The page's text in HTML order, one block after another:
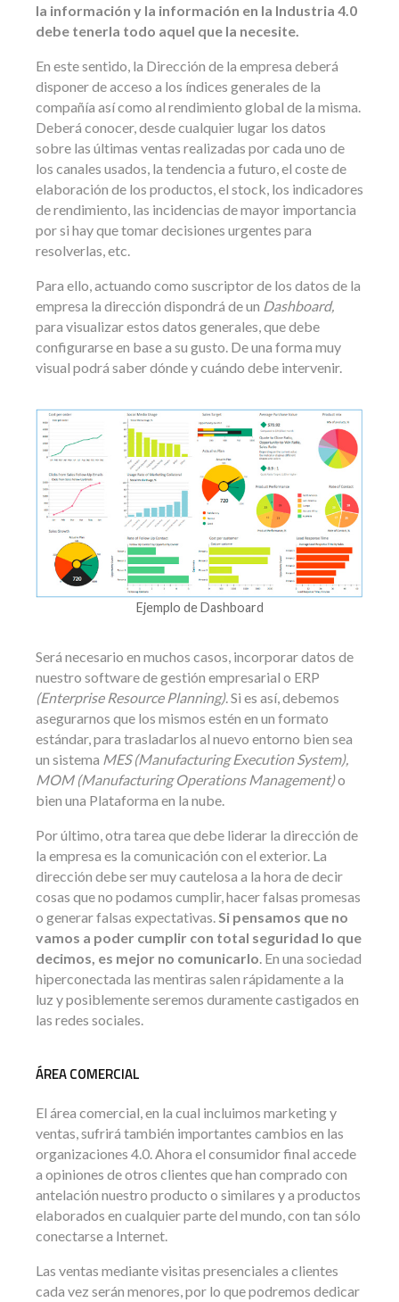
la información y la información en la Industria 4.0
debe tenerla todo aquel que la necesite.
En este sentido, la Dirección de la empresa deberá
disponer de acceso a los índices generales de la
compañía así como al rendimiento global de la misma.
Deberá conocer, desde cualquier lugar los datos
sobre las últimas ventas realizadas por cada uno de
los canales usados, la tendencia a futuro, el coste de
elaboración de los productos, el stock, los indicadores
de rendimiento, las incidencias de mayor importancia
por si hay que tomar decisiones urgentes para
resolverlas, etc.
Para ello, actuando como suscriptor de los datos de la
empresa la dirección dispondrá de un Dashboard,
para visualizar estos datos generales, que debe
configurarse en base a su gusto. De una forma muy
visual podrá saber dónde y cuándo debe intervenir.
Ejemplo de Dashboard
Será necesario en muchos casos, incorporar datos de
nuestro software de gestión empresarial o ERP
(Enterprise Resource Planning). Si es así, debemos
asegurarnos que los mismos estén en un formato
estándar, para trasladarlos al nuevo entorno bien sea
un sistema MES (Manufacturing Execution System),
MOM (Manufacturing Operations Management)o
bien una Plataforma en la nube.
Por último, otra tarea que debe liderar la dirección de
la empresa es la comunicación con el exterior. La
dirección debe ser muy cautelosa a la hora de decir
cosas que no podamos cumplir, hacer falsas promesas
o generar falsas expectativas.Si pensamos que no
vamos a poder cumplir con total seguridad lo que
decimos, es mejor no comunicarlo. En una sociedad
hiperconectada las mentiras salen rápidamente a la
luz y posiblemente seremos duramente castigados en
las redes sociales.
ÁREA COMERCIAL
El área comercial, en la cual incluimos marketing y
ventas, sufrirá también importantes cambios en las
organizaciones 4.0. Ahora el consumidor final accede
a opiniones de otros clientes que han comprado con
antelación nuestro producto o similares y a productos
elaborados en cualquier parte del mundo, con tan sólo
conectarse a Internet.
Las ventas mediante visitas presenciales a clientes
cada vez serán menores, por lo que podremos dedicar